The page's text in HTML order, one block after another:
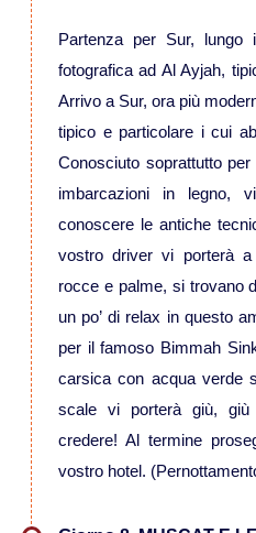
Viaggi in Australia
Viaggi in Fiji
Viaggi in Nuova
Sud America
Viaggi in Argentina e
Partenza per Sur, lungo
fotografica ad Al Ayjah,
Arrivo a Sur, ora più
tipico e particolare i cui
Conosciuto soprattutto
imbarcazioni in legno,
conoscere le antiche
vostro driver vi porterà
rocce e palme, si trovano
un po’ di relax in questo
per il famoso Bimmah
carsica con acqua verde
scale vi porterà giù, giù
credere! Al termine
vostro hotel.